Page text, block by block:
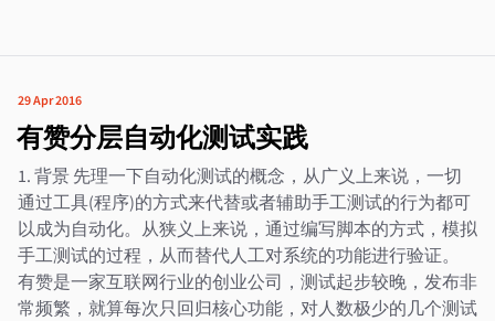
29 Apr 2016
有赞分层自动化测试实践
1. 背景 先理一下自动化测试的概念，从广义上来说，一切
通过工具(程序)的方式来代替或者辅助手工测试的行为都可
以成为自动化。从狭义上来说，通过编写脚本的方式，模拟
手工测试的过程，从而替代人工对系统的功能进行验证。
有赞是一家互联网行业的创业公司，测试起步较晚，发布非
常频繁，就算每次只回归核心功能，对人数极少的几个测试